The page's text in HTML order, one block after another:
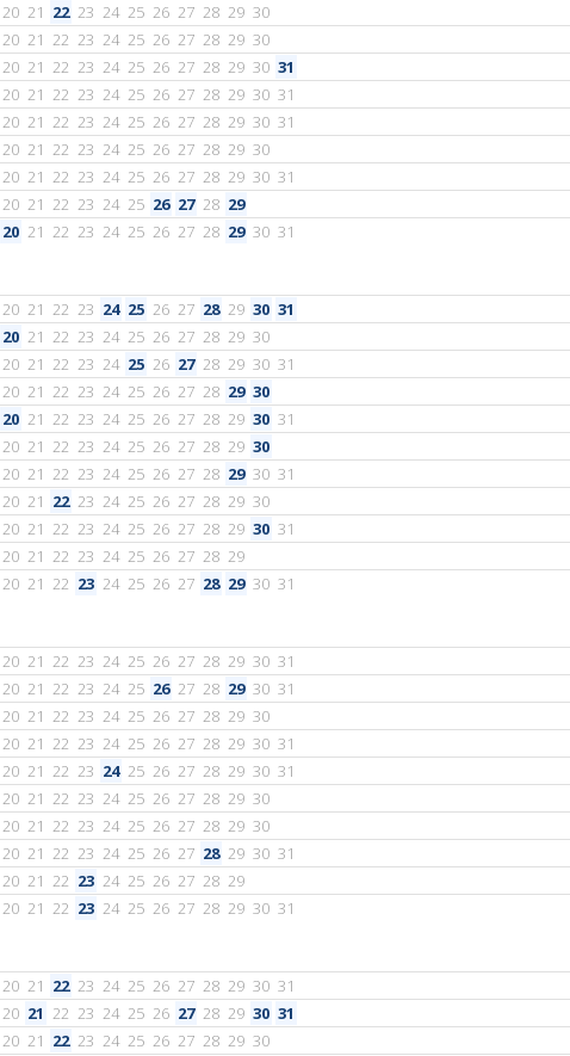
20 21 22 23 24 25 26 27 28 29 30
20 21 22 23 24 25 26 27 28 29 30
20 21 22 23 24 25 26 27 28 29 30 31
20 21 22 23 24 25 26 27 28 29 30 31
20 21 22 23 24 25 26 27 28 29 30 31
20 21 22 23 24 25 26 27 28 29 30
20 21 22 23 24 25 26 27 28 29 30 31
20 21 22 23 24 25 26 27 28 29
20 21 22 23 24 25 26 27 28 29 30 31
20 21 22 23 24 25 26 27 28 29 30 31
20 21 22 23 24 25 26 27 28 29 30
20 21 22 23 24 25 26 27 28 29 30 31
20 21 22 23 24 25 26 27 28 29 30
20 21 22 23 24 25 26 27 28 29 30 31
20 21 22 23 24 25 26 27 28 29 30
20 21 22 23 24 25 26 27 28 29 30 31
20 21 22 23 24 25 26 27 28 29 30
20 21 22 23 24 25 26 27 28 29 30 31
20 21 22 23 24 25 26 27 28 29
20 21 22 23 24 25 26 27 28 29 30 31
20 21 22 23 24 25 26 27 28 29 30 31
20 21 22 23 24 25 26 27 28 29 30 31
20 21 22 23 24 25 26 27 28 29 30
20 21 22 23 24 25 26 27 28 29 30 31
20 21 22 23 24 25 26 27 28 29 30 31
20 21 22 23 24 25 26 27 28 29 30
20 21 22 23 24 25 26 27 28 29 30
20 21 22 23 24 25 26 27 28 29 30 31
20 21 22 23 24 25 26 27 28 29
20 21 22 23 24 25 26 27 28 29 30 31
20 21 22 23 24 25 26 27 28 29 30 31
20 21 22 23 24 25 26 27 28 29 30 31
20 21 22 23 24 25 26 27 28 29 30